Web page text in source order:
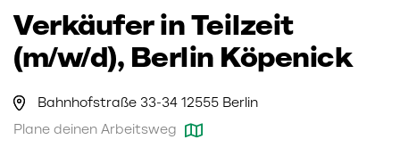
Verkäufer in Teilzeit
(m/w/d), Berlin Köpenick
Bahnhofstraße 33-34 12555 Berlin
Plane deinen Arbeitsweg